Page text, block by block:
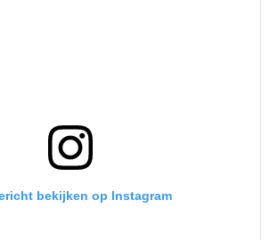
bekijken op Instagram